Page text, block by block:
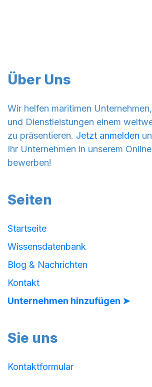
Über Uns
Wir helfen maritimen
und Dienstleistungen einem
zu präsentieren. Jetzt anmelden
Ihr Unternehmen in unserem
bewerben!
Seiten
Startseite
Wissensdatenbank
Blog & Nachrichten
Kontakt
Unternehmen hinzufügen ➤
Sie uns
Kontaktformular